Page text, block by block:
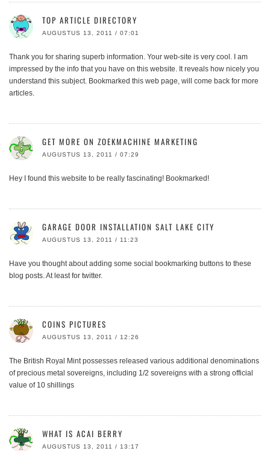
TOP ARTICLE DIRECTORY
AUGUSTUS 13, 2011 / 07:01
Thank you for sharing superb information. Your web-site is very cool. I am
impressed by the info that you have on this website. It reveals how nicely you
understand this subject. Bookmarked this web page, will come back for more
articles.
GET MORE ON ZOEKMACHINE MARKETING
AUGUSTUS 13, 2011 / 07:29
Hey I found this website to be really fascinating! Bookmarked!
GARAGE DOOR INSTALLATION SALT LAKE CITY
AUGUSTUS 13, 2011 / 11:23
Have you thought about adding some social bookmarking buttons to these
blog posts. At least for twitter.
COINS PICTURES
AUGUSTUS 13, 2011 / 12:26
The British Royal Mint possesses released various additional denominations
of precious metal sovereigns, including 1/2 sovereigns with a strong official
value of 10 shillings
WHAT IS ACAI BERRY
AUGUSTUS 13, 2011 / 13:17